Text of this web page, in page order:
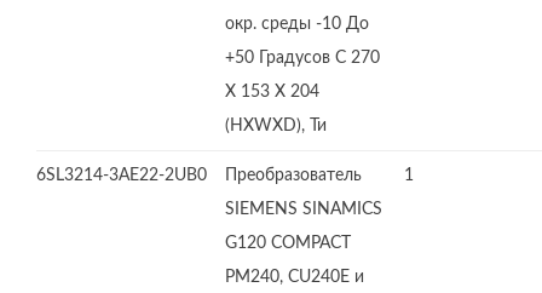
окр. среды -10 До
+50 Градусов C 270
X 153 X 204
(HXWXD), Ти
6SL3214-3AE22-2UB0
Преобразователь
SIEMENS SINAMICS
G120 COMPACT
PM240, CU240E и
1